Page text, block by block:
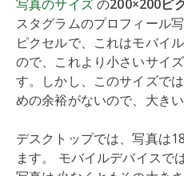
写真のサイズの200×200ピ
スタグラムのプロフィール
ピクセルで、これはモバイ
ので、これより小さいサイ
す。しかし、このサイズで
めの余裕がないので、大き
デスクトップでは、写真は
ます。 モバイルデバイスで